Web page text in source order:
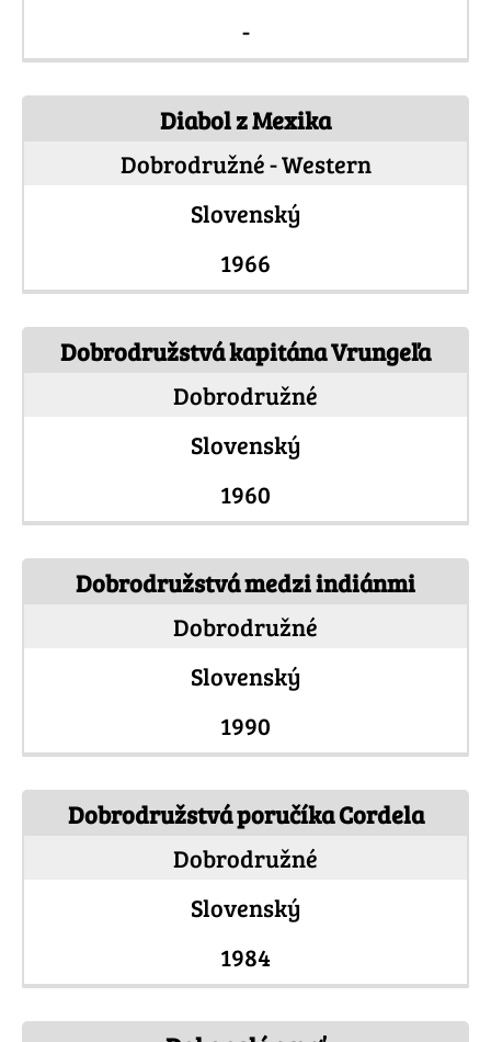
-
Diabol z Mexika
Dobrodružné - Western
Slovenský
1966
Dobrodružstvá kapitána Vrungeľa
Dobrodružné
Slovenský
1960
Dobrodružstvá medzi indiánmi
Dobrodružné
Slovenský
1990
Dobrodružstvá poručíka Cordela
Dobrodružné
Slovenský
1984